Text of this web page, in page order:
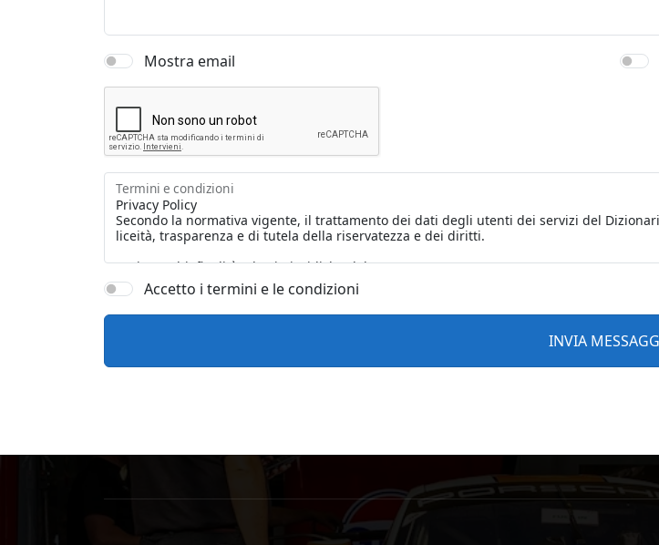
Mostra email
Termini e condizioni
Accetto i termini e le condizioni